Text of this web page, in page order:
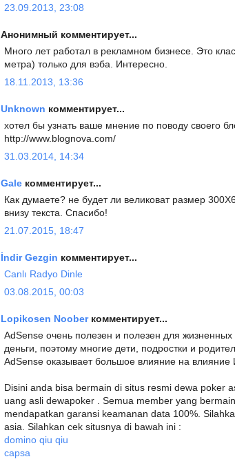
23.09.2013, 23:08
Анонимный комментирует...
Много лет работал в рекламном бизнесе. Это
метра) только для вэба. Интересно.
18.11.2013, 13:36
Unknown комментирует...
хотел бы узнать ваше мнение по поводу своего
http://www.blognova.com/
31.03.2014, 14:34
Gale комментирует...
Как думаете? не будет ли великоват размер
внизу текста. Спасибо!
21.07.2015, 18:47
İndir Gezgin комментирует...
Canlı Radyo Dinle
03.08.2015, 00:03
Lopikosen Noober комментирует...
AdSense очень полезен и полезен для
деньги, поэтому многие дети, подростки и
AdSense оказывает большое влияние на влияние
Disini anda bisa bermain di situs resmi dewa poker
uang asli dewapoker . Semua member yang
mendapatkan garansi keamanan data 100%.
asia. Silahkan cek situsnya di bawah ini :
domino qiu qiu
capsa